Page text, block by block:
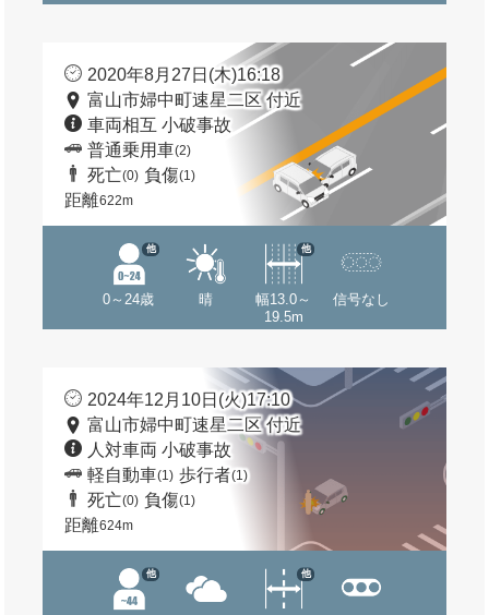
2020年8月27日(木)16:18
富山市婦中町速星二区 付近
車両相互 小破事故
普通乗用車(2)
死亡(0) 負傷(1)
距離622m
0～24歳
他
晴
幅13.0～
19.5m
他
信号なし
2024年12月10日(火)17:10
富山市婦中町速星二区 付近
人対車両 小破事故
軽自動車(1) 歩行者(1)
死亡(0) 負傷(1)
距離624m
他 他